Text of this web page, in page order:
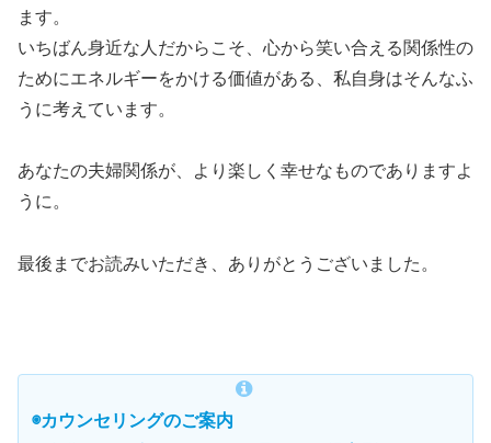
ます。
いちばん身近な人だからこそ、心から笑い合える関係性の
ためにエネルギーをかける価値がある、私自身はそんなふ
うに考えています。
あなたの夫婦関係が、より楽しく幸せなものでありますよ
うに。
最後までお読みいただき、ありがとうございました。
◉カウンセリングのご案内